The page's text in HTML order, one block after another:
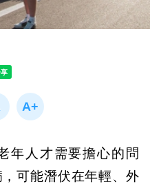
年人才需要擔心的問
可能潛伏在年輕、外